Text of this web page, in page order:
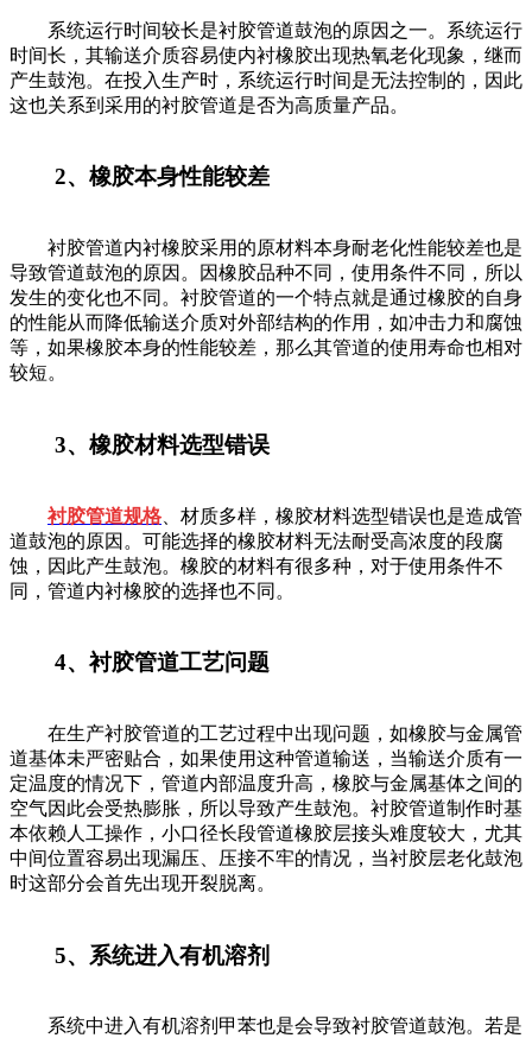
系统运行时间较长是衬胶管道鼓泡的原因之一。系统运行
时间长，其输送介质容易使内衬橡胶出现热氧老化现象，继而
产生鼓泡。在投入生产时，系统运行时间是无法控制的，因此
这也关系到采用的衬胶管道是否为高质量产品。
2、橡胶本身性能较差
衬胶管道内衬橡胶采用的原材料本身耐老化性能较差也是
导致管道鼓泡的原因。因橡胶品种不同，使用条件不同，所以
发生的变化也不同。衬胶管道的一个特点就是通过橡胶的自身
的性能从而降低输送介质对外部结构的作用，如冲击力和腐蚀
等，如果橡胶本身的性能较差，那么其管道的使用寿命也相对
较短。
3、橡胶材料选型错误
衬胶管道规格 、材质多样，橡胶材料选型错误也是造成管
道鼓泡的原因。可能选择的橡胶材料无法耐受高浓度的段腐
蚀，因此产生鼓泡。橡胶的材料有很多种，对于使用条件不
同，管道内衬橡胶的选择也不同。
4、衬胶管道工艺问题
在生产衬胶管道的工艺过程中出现问题，如橡胶与金属管
道基体未严密贴合，如果使用这种管道输送，当输送介质有一
定温度的情况下，管道内部温度升高，橡胶与金属基体之间的
空气因此会受热膨胀，所以导致产生鼓泡。衬胶管道制作时基
本依赖人工操作，小口径长段管道橡胶层接头难度较大，尤其
中间位置容易出现漏压、压接不牢的情况，当衬胶层老化鼓泡
时这部分会首先出现开裂脱离。
5、系统进入有机溶剂
系统中进入有机溶剂甲苯也是会导致衬胶管道鼓泡。若是